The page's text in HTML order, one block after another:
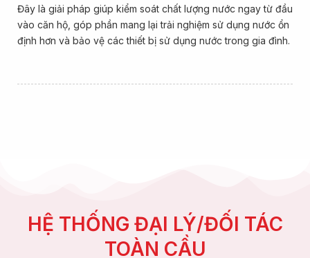
Đây là giải pháp giúp kiểm soát chất lượng nước ngay từ đầu
vào căn hộ, góp phần mang lại trải nghiệm sử dụng nước ổn
định hơn và bảo vệ các thiết bị sử dụng nước trong gia đình.
HỆ THỐNG ĐẠI LÝ/ĐỐI TÁC
TOÀN CẦU